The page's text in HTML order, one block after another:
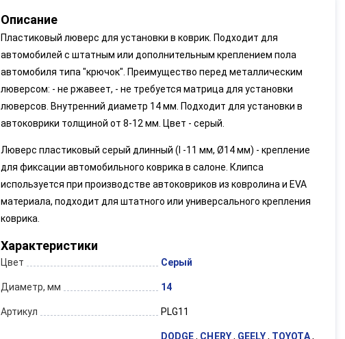
Описание
Пластиковый люверс для установки в коврик. Подходит для
автомобилей с штатным или дополнительным креплением пола
автомобиля типа "крючок". Преимущество перед металлическим
люверсом: - не ржавеет, - не требуется матрица для установки
люверсов. Внутренний диаметр 14 мм. Подходит для установки в
автоковрики толщиной от 8-12 мм. Цвет - серый.
Люверс пластиковый серый длинный (l -11 мм, Ø14 мм) - крепление
для фиксации автомобильного коврика в салоне. Клипса
используется при производстве автоковриков из ковролина и EVA
материала, подходит для штатного или универсального крепления
коврика.
Характеристики
Цвет Серый
Диаметр, мм 14
Артикул PLG11
DODGE , CHERY, GEELY , TOYOTA ,